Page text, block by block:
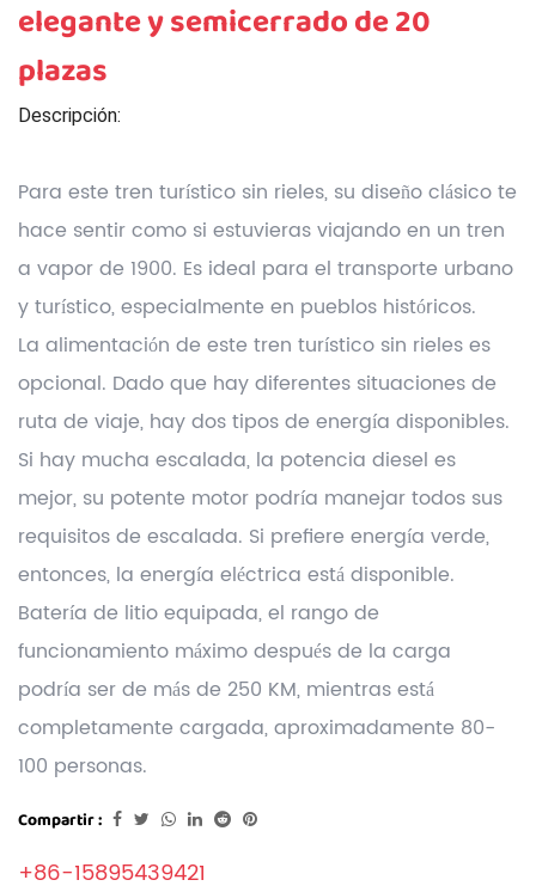
elegante y semicerrado de 20
plazas
Descripción:
Para este tren turístico sin rieles, su diseño clásico te
hace sentir como si estuvieras viajando en un tren
a vapor de 1900. Es ideal para el transporte urbano
y turístico, especialmente en pueblos históricos.
La alimentación de este tren turístico sin rieles es
opcional. Dado que hay diferentes situaciones de
ruta de viaje, hay dos tipos de energía disponibles.
Si hay mucha escalada, la potencia diesel es
mejor, su potente motor podría manejar todos sus
requisitos de escalada. Si prefiere energía verde,
entonces, la energía eléctrica está disponible.
Batería de litio equipada, el rango de
funcionamiento máximo después de la carga
podría ser de más de 250 KM, mientras está
completamente cargada, aproximadamente 80-
100 personas.
Compartir :
+86-15895439421